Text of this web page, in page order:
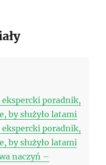
poradnik,
by służyło latami
poradnik,
by służyło latami
naczyń –